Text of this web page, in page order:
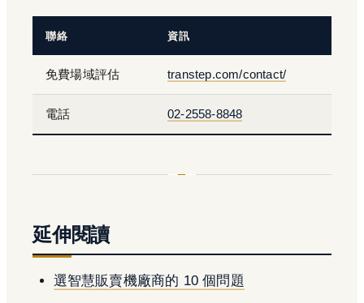
聯絡 資訊
免費場域評估 transtep.com/contact/
電話 02-2558-8848
延伸閱讀
選智慧販賣機廠商的 10 個問題